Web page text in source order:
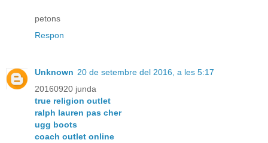
petons
Respon
Unknown 20 de setembre del 2016, a les 5:17
20160920 junda
true religion outlet
ralph lauren pas cher
ugg boots
coach outlet online